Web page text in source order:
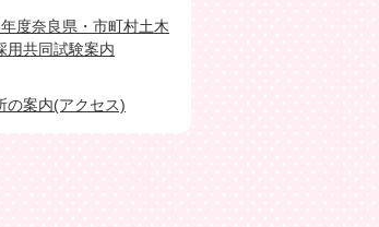
度奈良県・市町村土木
用共同試験案内
の案内(アクセス)